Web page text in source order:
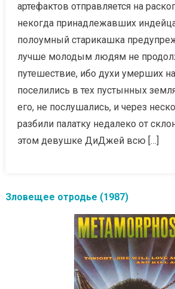
артефактов отправляется на
некогда принадлежавших
полоумный старикашка
лучше молодым людям не
путешествие, ибо духи умерших
поселились в тех пустынных
его, не послушались, и через
разбили палатку недалеко от
этом девушке ДиДжей всю […]
Зловещее отродье (1987)